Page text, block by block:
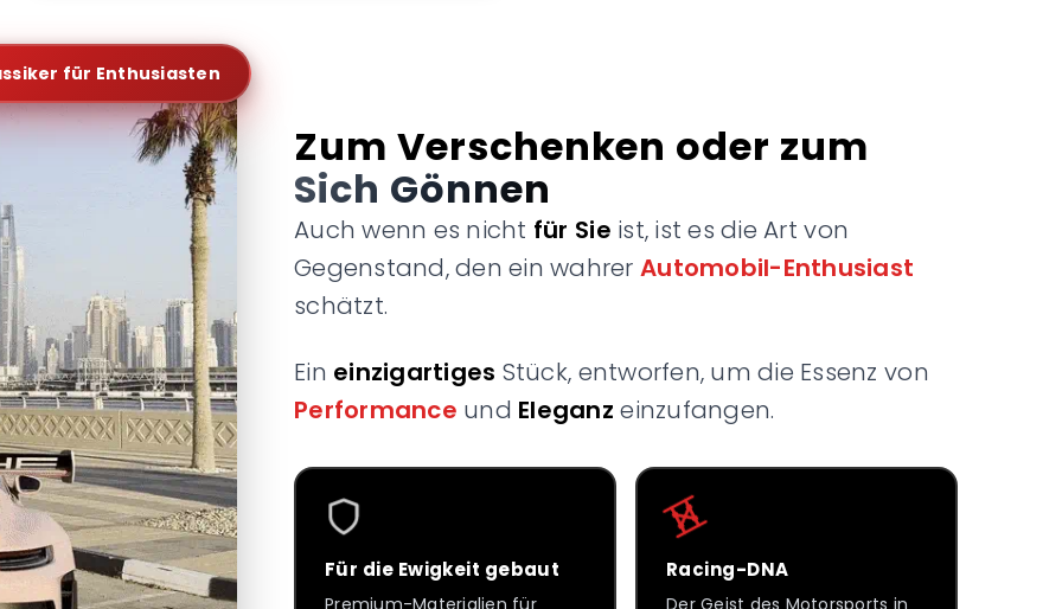
für Enthusiasten
Zum Verschenken oder zum
Sich Gönnen
Auch wenn es nicht für Sie ist, ist es die Art von
Gegenstand, den ein wahrerAutomobil-Enthusiast
schätzt.
Ein einzigartiges Stück, entworfen, um die Essenz von
Performance und Eleganz einzufangen.
Für die Ewigkeit gebaut
Premium-Materialien für
Racing-DNA
Der Geist des Motorsports in